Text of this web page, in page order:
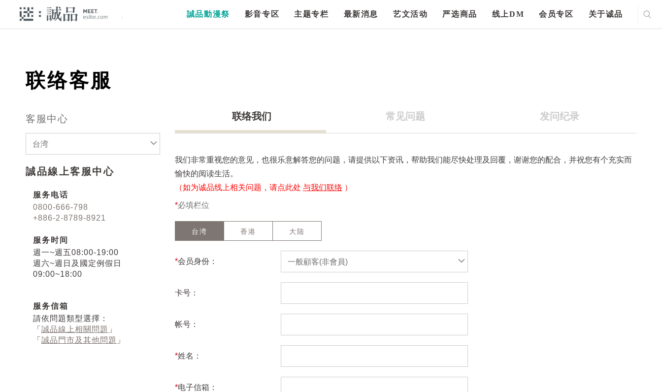
誠品動漫祭 影音专区 主题专栏 最新消息 艺文活动 严选商品 线上DM 会员专区 关于诚品
联络客服
客服中心
台湾
誠品線上客服中心
服务电话
0800-666-798
+886-2-8789-8921
服务时间
週一~週五08:00-19:00
週六~週日及國定例假日
09:00~18:00
服务信箱
請依問題類型選擇：
「 誠品線上相關問題 」
「 誠品門市及其他問題 」
联络我们 常见问题 发问纪录
我们非常重视您的意见，也很乐意解答您的问题，请提供以下资讯，帮助我们能尽快处理及回覆，谢谢您的配合，并祝您有个充实而
愉快的阅读生活。
（如为诚品线上相关问题，请点此处 与我们联络 ）
*必填栏位
台湾 香港 大陆
*会员身份： 一般顧客(非會員)
卡号：
帐号：
*姓名：
*电子信箱：